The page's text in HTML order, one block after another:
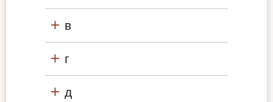
в
г
д